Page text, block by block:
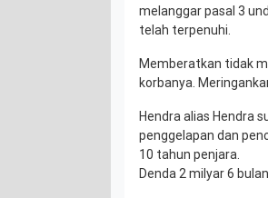
melanggar pasal 3
telah terpenuhi.
Memberatkan tidak
korbanya.
Hendra alias Hendra
penggelapan dan
10 tahun penjara.
Denda 2 milyar 6